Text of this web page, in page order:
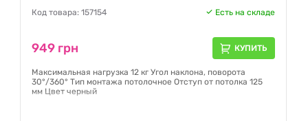
Код товара: 157154 Есть на складе
949 грн КУПИТЬ
Максимальная нагрузка 12 кг Угол наклона, поворота
30°/360° Тип монтажа потолочное Отступ от потолка 125
мм Цвет черный